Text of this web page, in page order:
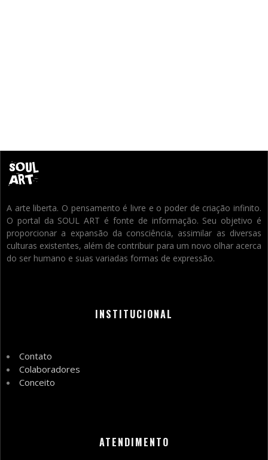
A arte liberta. O pensamento é livre e o poder de criação infinito.
O portal da SOUL ART é fonte de informação. Seu objetivo é
proporcionar a expansão da consciência, assimilar as diversas
culturas existentes, além de contribuir para um novo olhar acerca
do ser humano e suas variadas formas de expressão.
INSTITUCIONAL
Contato
Colaboradores
Conceito
ATENDIMENTO